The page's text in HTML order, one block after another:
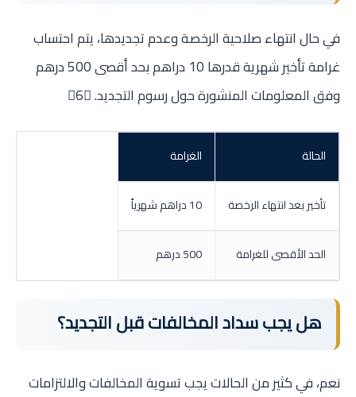
في حال انتهاء صلاحية الرخصة وعدم تجديدها، يتم احتساب
غرامة تأخير شهرية قدرها 10 دراهم بحد أقصى 500 درهم
وفق المعلومات المنشورة حول رسوم التجديد. 6
الحالة الغرامة
تأخير بعد انتهاء الرخصة 10 دراهم شهرياً
الحد الأقصى للغرامة 500 درهم
هل يجب سداد المخالفات قبل التجديد؟
نعم، في كثير من الحالات يجب تسوية المخالفات والالتزامات